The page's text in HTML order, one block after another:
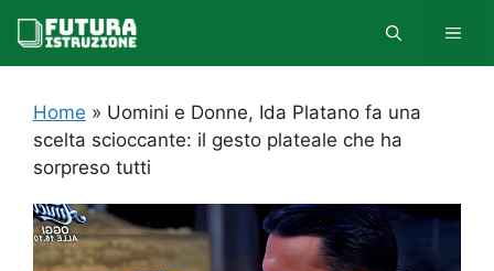
contenuto
Home » Uomini e Donne, Ida Platano fa una
scelta scioccante: il gesto plateale che ha
sorpreso tutti